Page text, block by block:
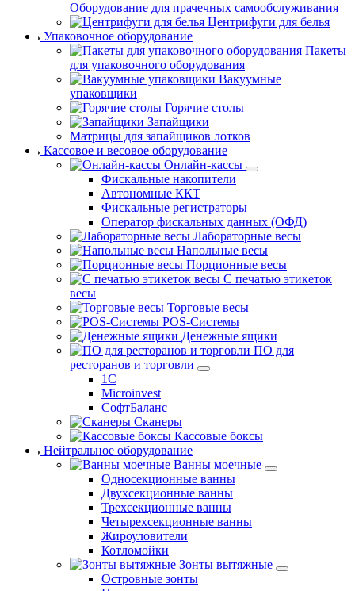
Оборудование для прачечных самообслуживания
Центрифуги для белья
Упаковочное оборудование
Пакеты
для упаковочного оборудования
Вакуумные
упаковщики
Горячие столы
Запайщики
Матрицы для запайщиков лотков
Кассовое и весовое оборудование
Онлайн-кассы
Фискальные накопители
Автономные ККТ
Фискальные регистраторы
Оператор фискальных данных (ОФД)
Лабораторные весы
Напольные весы
Порционные весы
С печатью этикеток
весы
Торговые весы
POS-Системы
Денежные ящики
ПО для
ресторанов и торговли
1С
Microinvest
СофтБаланс
Сканеры
Кассовые боксы
Нейтральное оборудование
Ванны моечные
Односекционные ванны
Двухсекционные ванны
Трехсекционные ванны
Четырехсекционные ванны
Жироуловители
Котломойки
Зонты вытяжные
Островные зонты